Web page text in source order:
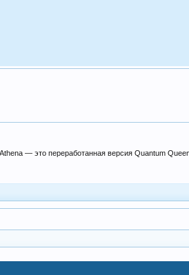
— это переработанная версия Quantum